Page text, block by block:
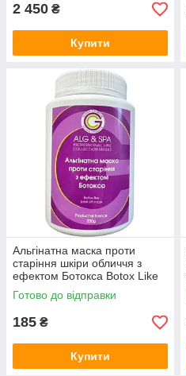
2 450 ₴
Купити
Альгінатна маска проти
старіння шкіри обличчя з
ефектом Ботокса Botox Like
Peel Off Mask ALG & SPA, 25г
Готово до відправки
185 ₴
Купити